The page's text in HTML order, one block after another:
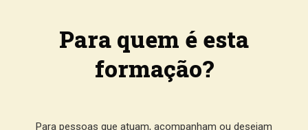
Para quem é esta
formação?
Para pessoas que atuam, acompanham ou desejam